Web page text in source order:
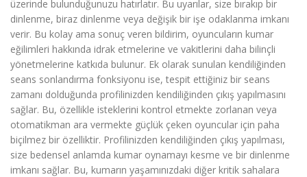
üzerinde bulunduğunuzu hatırlatır. Bu uyarılar, size bırakıp bir
dinlenme, biraz dinlenme veya değişik bir işe odaklanma imkanı
verir. Bu kolay ama sonuç veren bildirim, oyuncuların kumar
eğilimleri hakkında idrak etmelerine ve vakitlerini daha bilinçli
yönetmelerine katkıda bulunur. Ek olarak sunulan kendiliğinden
seans sonlandırma fonksiyonu ise, tespit ettiğiniz bir seans
zamanı dolduğunda profilinizden kendiliğinden çıkış yapılmasını
sağlar. Bu, özellikle isteklerini kontrol etmekte zorlanan veya
otomatikman ara vermekte güçlük çeken oyuncular için paha
biçilmez bir özelliktir. Profilinizden kendiliğinden çıkış yapılması,
size bedensel anlamda kumar oynamayı kesme ve bir dinlenme
imkanı sağlar. Bu, kumarın yaşamınızdaki diğer kritik sahalara